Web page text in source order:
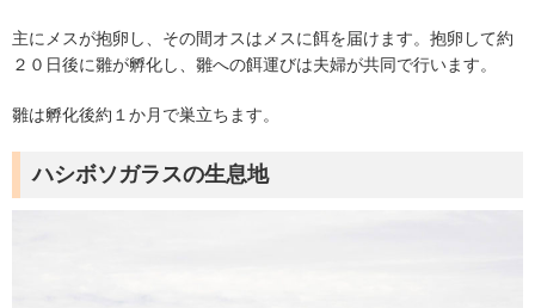
主にメスが抱卵し、その間オスはメスに餌を届けます。抱卵して約
２０日後に雛が孵化し、雛への餌運びは夫婦が共同で行います。
雛は孵化後約１か月で巣立ちます。
ハシボソガラスの生息地